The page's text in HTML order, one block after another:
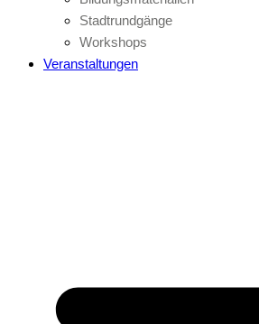
Stadtrundgänge
Workshops
Veranstaltungen